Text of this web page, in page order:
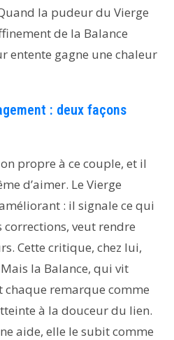
la pudeur du Vierge
de la Balance
entente gagne une chaleur
: deux façons
propre à ce couple, et il
d’aimer. Le Vierge
: il signale ce qui
corrections, veut rendre
Cette critique, chez lui,
la Balance, qui vit
chaque remarque comme
à la douceur du lien.
aide, elle le subit comme